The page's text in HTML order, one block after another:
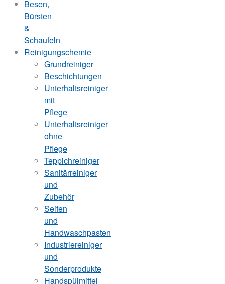
Besen,
Bürsten
&
Schaufeln
Reinigungschemie
Grundreiniger
Beschichtungen
Unterhaltsreiniger
mit
Pflege
Unterhaltsreiniger
ohne
Pflege
Teppichreiniger
Sanitärreiniger
und
Zubehör
Seifen
und
Handwaschpasten
Industriereiniger
und
Sonderprodukte
Handspülmittel